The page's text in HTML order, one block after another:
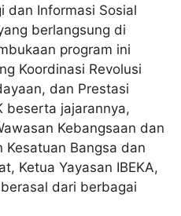
dan Informasi Sosial
berlangsung di
program ini
Koordinasi Revolusi
dan Prestasi
beserta jajarannya,
Kebangsaan dan
Kesatuan Bangsa dan
Ketua Yayasan IBEKA,
dari berbagai